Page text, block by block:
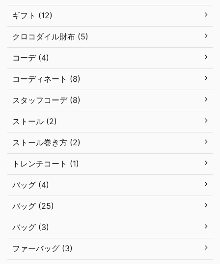
ギフト (12)
クロコダイル財布 (5)
コーデ (4)
コーディネート (8)
スタッフコーデ (8)
ストール (2)
ストール巻き方 (2)
トレンチコート (1)
バッグ (4)
バッグ (25)
バッグ (3)
ファーバッグ (3)